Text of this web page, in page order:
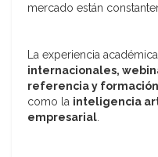
mercado están
La experiencia
internacionales,
referencia y
como la inteligencia
empresarial.